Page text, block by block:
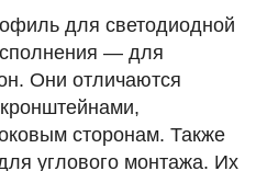
для светодиодной
— для
Они отличаются
сторонам. Также
углового монтажа. Их